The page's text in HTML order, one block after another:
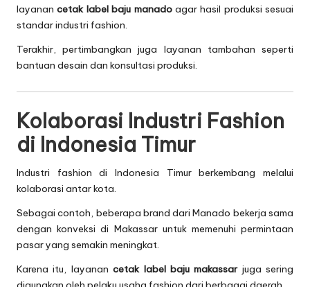
layanancetak label baju manadoagar hasil produksi sesuai
standar industri fashion.
Terakhir, pertimbangkan juga layanan tambahan seperti
bantuan desain dan konsultasi produksi.
Kolaborasi Industri Fashion
di Indonesia Timur
Industri fashion di Indonesia Timur berkembang melalui
kolaborasi antar kota.
Sebagai contoh, beberapa brand dari Manado bekerja sama
dengan konveksi di Makassar untuk memenuhi permintaan
pasar yang semakin meningkat.
Karena itu, layanancetak label baju makassarjuga sering